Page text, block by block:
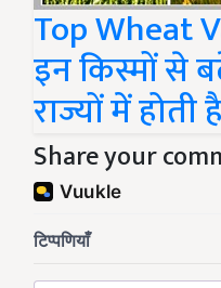
Top Wheat
इन किस्मों से
राज्यों में होती
Share your